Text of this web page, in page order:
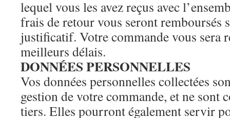
lequel vous les avez reçus avec
frais de retour vous seront remboursés
justificatif. Votre commande vous sera
meilleurs délais.
DONNÉES PERSONNELLES
Vos données personnelles collectées
gestion de votre commande, et ne sont
tiers. Elles pourront également servir